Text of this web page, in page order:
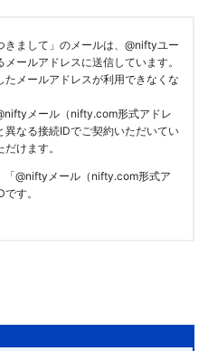
きまして」のメールは、@niftyユー
ールアドレスに送信しています。
メールアドレスが利用できなくな
メール（nifty.com形式アドレ
なる接続IDでご契約いただいてい
けます。
@niftyメール（nifty.com形式ア
す。